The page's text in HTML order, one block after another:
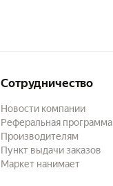
Сотрудничество
Новости компании
Реферальная программа
Производителям
Пункт выдачи заказов
Маркет нанимает